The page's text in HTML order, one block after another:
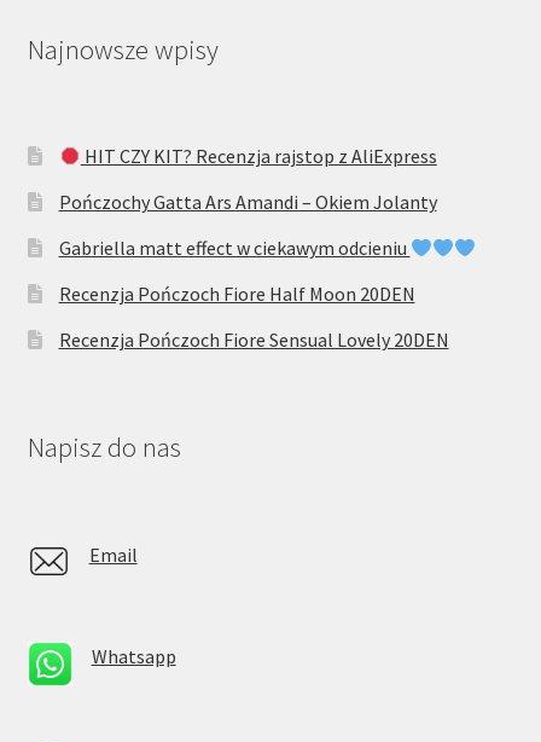
Najnowsze wpisy
HIT CZY KIT? Recenzja rajstop z AliExpress
Pończochy Gatta Ars Amandi – Okiem Jolanty
Gabriella matt effect w ciekawym odcieniu
Recenzja Pończoch Fiore Half Moon 20DEN
Recenzja Pończoch Fiore Sensual Lovely 20DEN
Napisz do nas
Email
Whatsapp